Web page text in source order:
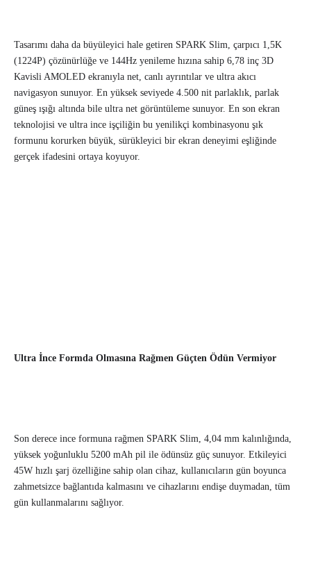
Tasarımı daha da büyüleyici hale getiren SPARK Slim, çarpıcı 1,5K
(1224P) çözünürlüğe ve 144Hz yenileme hızına sahip 6,78 inç 3D
Kavisli AMOLED ekranıyla net, canlı ayrıntılar ve ultra akıcı
navigasyon sunuyor. En yüksek seviyede 4.500 nit parlaklık, parlak
güneş ışığı altında bile ultra net görüntüleme sunuyor. En son ekran
teknolojisi ve ultra ince işçiliğin bu yenilikçi kombinasyonu şık
formunu korurken büyük, sürükleyici bir ekran deneyimi eşliğinde
gerçek ifadesini ortaya koyuyor.
Ultra İnce Formda Olmasına Rağmen Güçten Ödün Vermiyor
Son derece ince formuna rağmen SPARK Slim, 4,04 mm kalınlığında,
yüksek yoğunluklu 5200 mAh pil ile ödünsüz güç sunuyor. Etkileyici
45W hızlı şarj özelliğine sahip olan cihaz, kullanıcıların gün boyunca
zahmetsizce bağlantıda kalmasını ve cihazlarını endişe duymadan, tüm
gün kullanmalarını sağlıyor.